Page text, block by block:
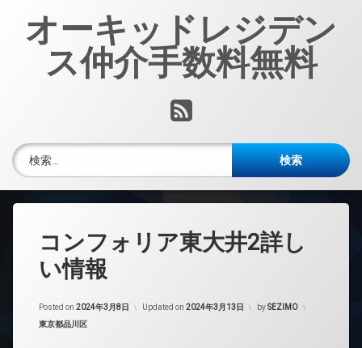
オーキッドレジデン
ス仲介手数料無料
RSS
検索:
コンフォリア東大井2詳し
い情報
Posted on 2024年3月8日 Updated on 2024年3月13日 bySEZIMO
カテゴリー:
東京都品川区